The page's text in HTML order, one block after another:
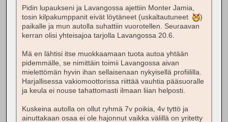
Pidin lupaukseni ja Lavangossa ajettiin Monter Jamia,
tosin kilpakumppanit eivät löytäneet (uskaltautuneet
)
paikalle ja mun autolla suhattiin vuorotellen. Seuraavan
kerran olisi yhteisajoa tarjolla Lavangossa 20.6.
Mä en lähtisi itse muokkaamaan tuota autoa yhtään
pidemmälle, se nimittäin toimii Lavangossa aivan
mielettömän hyvin ihan sellaisenaan nykyisellä profiililla.
Harjallisessa vakiomoottorissa riittää vauhtia pääsuoralle
ja keula ei nouse tahattomasti ilmaan liian helposti.
Kuskeina autolla on ollut ryhmä 7v poikia, 4v tyttö ja
ainuttakaan osaa ei ole hajonnut vaikka välillä on yritetty